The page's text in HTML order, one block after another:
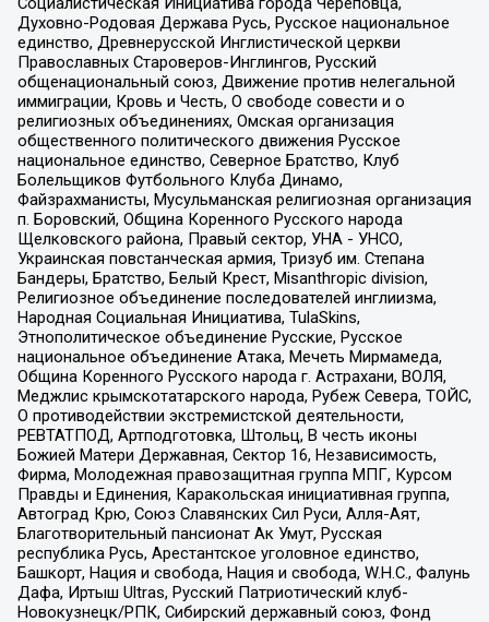
Духовно-Родовая Держава Русь, Русское национальное
единство, Древнерусской Инглистической церкви
Православных Староверов-Инглингов, Русский
общенациональный союз, Движение против нелегальной
иммиграции, Кровь и Честь, О свободе совести и о
религиозных объединениях, Омская организация
общественного политического движения Русское
национальное единство, Северное Братство, Клуб
Болельщиков Футбольного Клуба Динамо,
Файзрахманисты, Мусульманская религиозная организация
п. Боровский, Община Коренного Русского народа
Щелковского района, Правый сектор, УНА - УНСО,
Украинская повстанческая армия, Тризуб им. Степана
Бандеры, Братство, Белый Крест, Misanthropic division,
Религиозное объединение последователей инглиизма,
Народная Социальная Инициатива, TulaSkins,
Этнополитическое объединение Русские, Русское
национальное объединение Атака, Мечеть Мирмамеда,
Община Коренного Русского народа г. Астрахани, ВОЛЯ,
Меджлис крымскотатарского народа, Рубеж Севера, ТОЙС,
О противодействии экстремистской деятельности,
РЕВТАТПОД, Артподготовка, Штольц, В честь иконы
Божией Матери Державная, Сектор 16, Независимость,
Фирма, Молодежная правозащитная группа МПГ, Курсом
Правды и Единения, Каракольская инициативная группа,
Автоград Крю, Союз Славянских Сил Руси, Алля-Аят,
Благотворительный пансионат Ак Умут, Русская
республика Русь, Арестантское уголовное единство,
Башкорт, Нация и свобода, Нация и свобода, W.H.С., Фалунь
Дафа, Иртыш Ultras, Русский Патриотический клуб-
Новокузнецк/РПК, Сибирский державный союз, Фонд